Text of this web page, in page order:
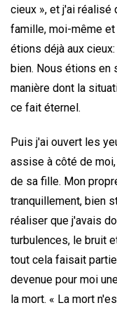
cieux », et j'ai réalisé
famille, moi-même
étions déjà aux
bien. Nous étions en
manière dont la
ce fait éternel.
Puis j'ai ouvert les
assise à côté de
de sa fille. Mon
tranquillement, bien
réaliser que j'avais
turbulences, le bruit
tout cela faisait
devenue pour moi
la mort. « La mort